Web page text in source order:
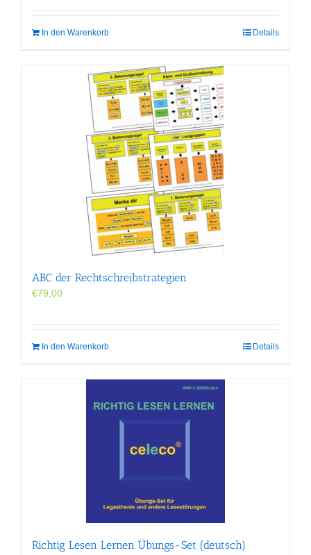
In den Warenkorb Details
ABC der Rechtschreibstrategien
€79,00
In den Warenkorb Details
Richtig Lesen Lernen Übungs-Set (deutsch)